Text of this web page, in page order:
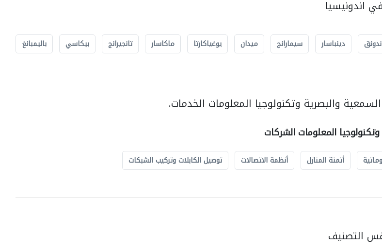
اندونيسيا
دينباسار سيمارانج ميدان يوغياكارتا ماكاسار تانجيرانج بيكاسي باليمبانغ
والبصرية وتكنولوجيا المعلومات الخدمات.
المعلومات الشركات
أتمتة المنازل أنظمة الاتصالات توصيل الكابلات وتركيب الشبكات
التصنيف